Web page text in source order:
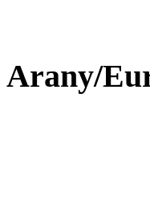
Arany/